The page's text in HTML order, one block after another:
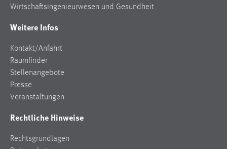
Wirtschaftsingenieurwesen und Gesundheit
Weitere Infos
Kontakt/Anfahrt
Raumfinder
Stellenangebote
Presse
Veranstaltungen
Rechtliche Hinweise
Rechtsgrundlagen